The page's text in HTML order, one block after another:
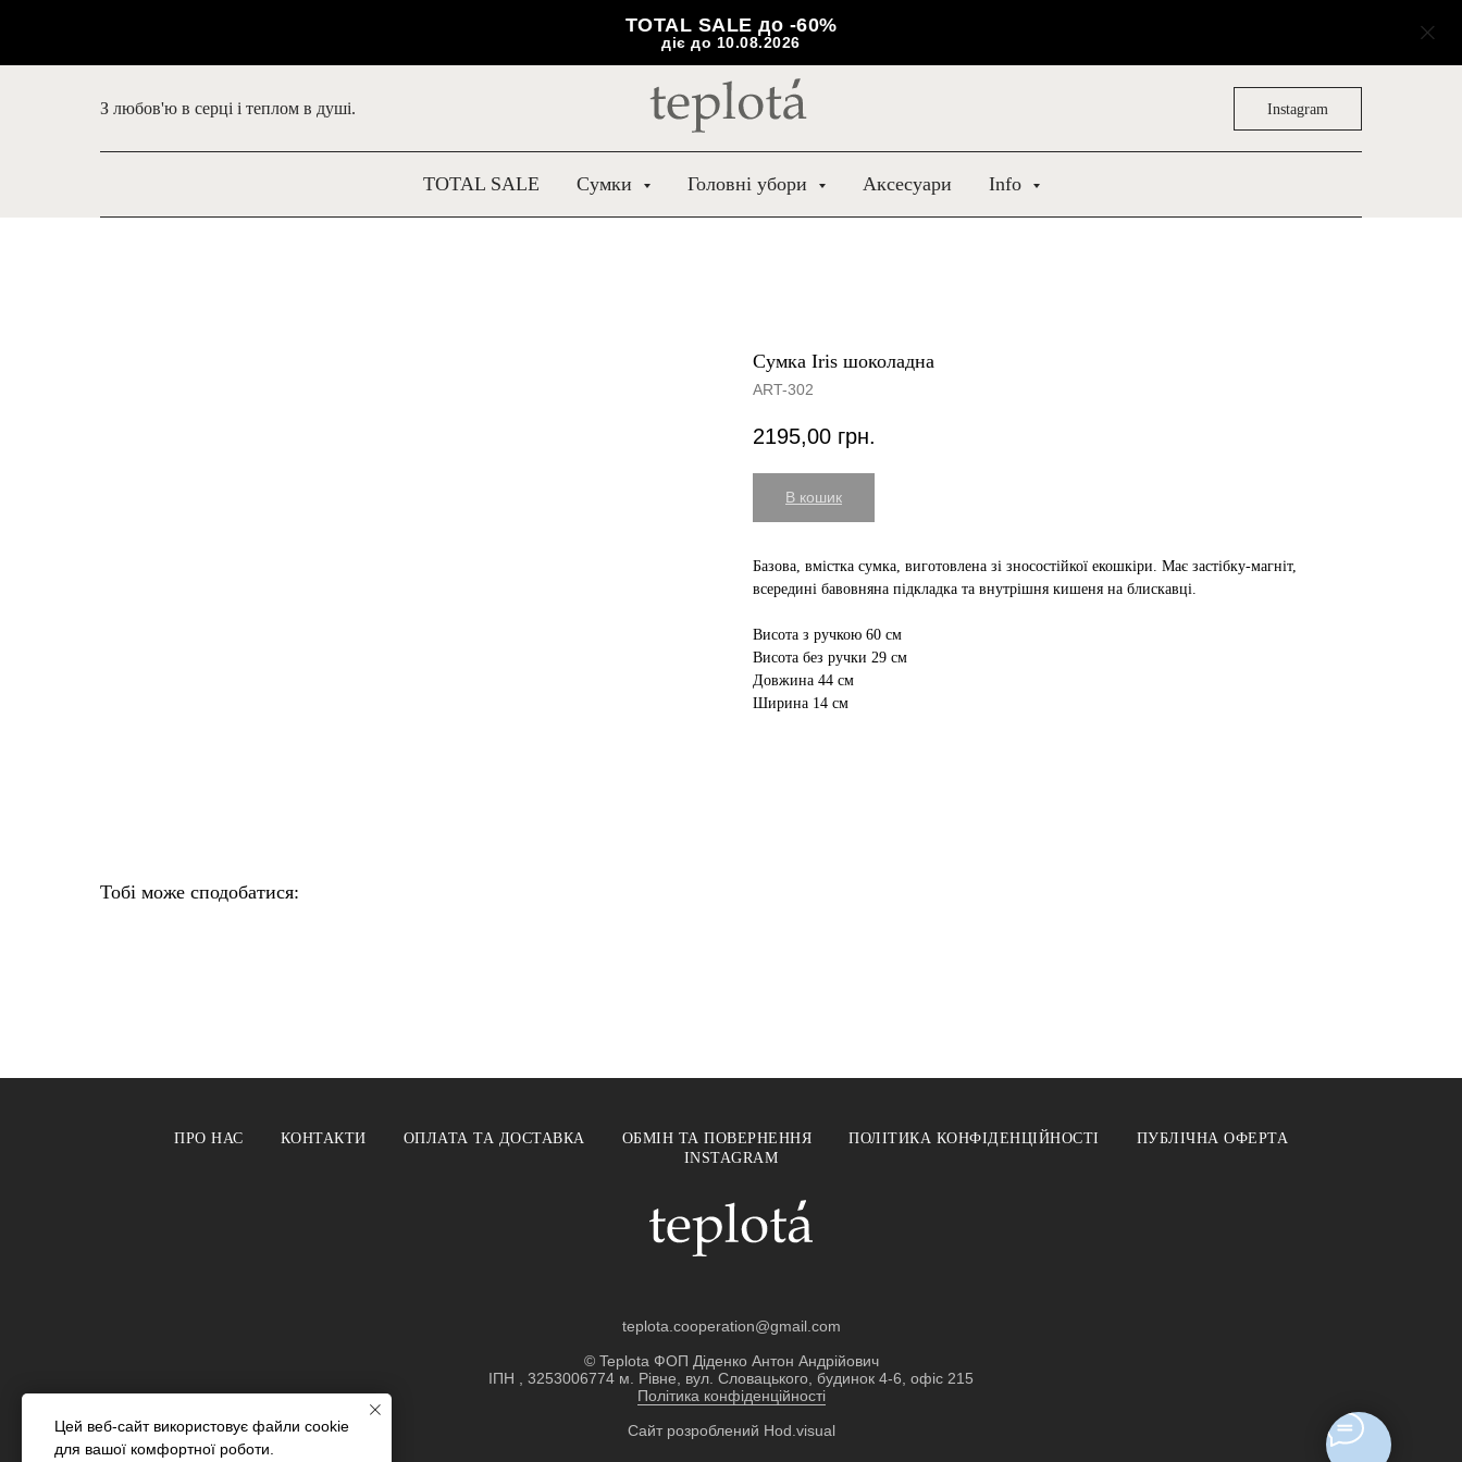
TOTAL SALE до -60%
діє до 10.08.2026
З любов'ю в серці і теплом в душі. Instagram
TOTAL SALE Сумки Головні убори Аксесуари Info
Сумка Iris шоколадна
ART-302
2195,00 грн.
В кошик
Базова, вмістка сумка, виготовлена зі зносостійкої екошкіри. Має застібку-магніт,
всередині бавовняна підкладка та внутрішня кишеня на блискавці.
Висота з ручкою 60 см
Висота без ручки 29 см
Довжина 44 см
Ширина 14 см
Тобі може сподобатися:
ПРО НАС КОНТАКТИ ОПЛАТА ТА ДОСТАВКА ОБМІН ТА ПОВЕРНЕННЯ ПОЛІТИКА КОНФІДЕНЦІЙНОСТІ
ПУБЛІЧНА ОФЕРТА
INSTAGRAM
teplota.cooperation@gmail.com
© Teplota ФОП Діденко Антон Андрійович
ІПН , 3253006774 м. Рівне, вул. Словацького, будинок 4-6, офіс 215
Політика конфіденційності
Сайт розроблений Hod.visual
Цей веб-сайт використовує файли cookie
для вашої комфортної роботи.